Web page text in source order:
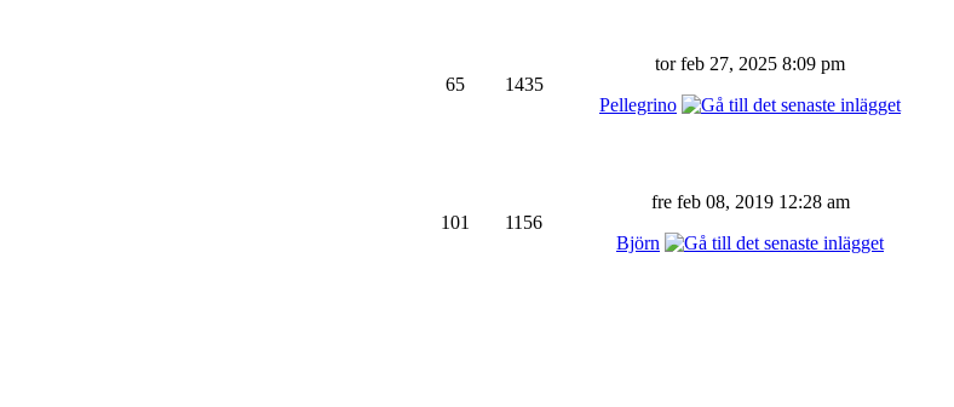
65 1435
tor feb 27, 2025 8:09 pm
Pellegrino
101 1156
fre feb 08, 2019 12:28 am
Björn